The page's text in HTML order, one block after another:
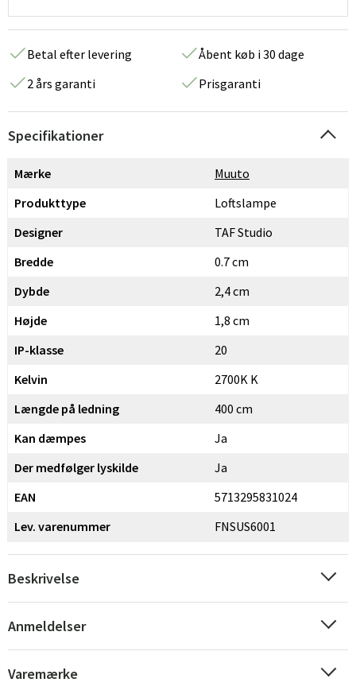
Betal efter levering
Åbent køb i 30 dage
2 års garanti
Prisgaranti
Specifikationer
Mærke
Muuto
Produkttype
Loftslampe
Designer
TAF Studio
Bredde
0.7 cm
Dybde
2,4 cm
Højde
1,8 cm
IP-klasse
20
Kelvin
2700K K
Længde på ledning
400 cm
Kan dæmpes
Ja
Der medfølger lyskilde
Ja
EAN
5713295831024
Lev. varenummer
FNSUS6001
Beskrivelse
Anmeldelser
Varemærke